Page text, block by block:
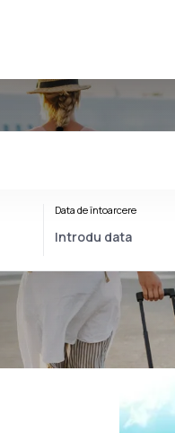
Data de întoarcere